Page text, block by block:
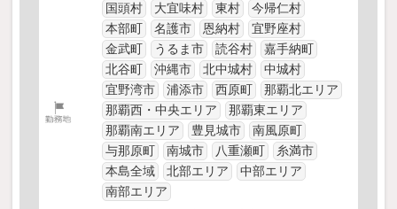
国頭村
大宜味村 東村
今帰仁村
本部町
名護市 恩納村
宜野座村
金武町
うるま市 読谷村
嘉手納町
北谷町
沖縄市 北中城村
中城村
宜野湾市
浦添市 西原町
那覇北エリア
那覇西・中央エリア
那覇東エリア
那覇南エリア
豊見城市
南風原町
与那原町
南城市 八重瀬町
糸満市
本島全域
北部エリア
中部エリア
南部エリア